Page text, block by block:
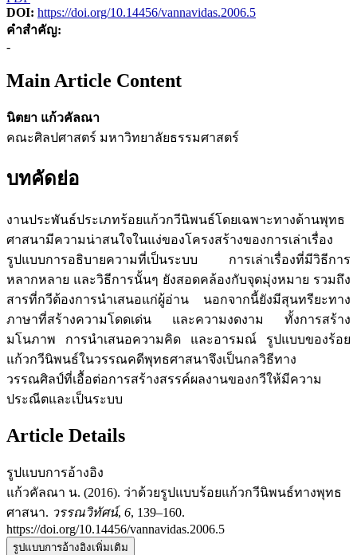
DOI: https://doi.org/10.14456/vannavidas.2006.5
คำสำคัญ:
-
Main Article Content
นิตยา แก้วคัลณา
คณะศิลปศาสตร์ มหาวิทยาลัยธรรมศาสตร์
บทคัดย่อ
งานประพันธ์ประเภทร้อยแก้วกวีนิพนธ์โดยเฉพาะทางด้านพุทธ
ศาสนามีความน่าสนใจในแง่ของโครงสร้างของการเล่าเรื่อง
รูปแบบการอธิบายความที่เป็นระบบ การเล่าเรื่องที่มีวิธีการ
หลากหลาย และวิธีการนั้นๆ ยังสอดคล้องกับจุดมุ่งหมาย รวมถึง
สารที่กวีต้องการนำเสนอแก่ผู้อ่าน นอกจากนี้ยังมีสุนทรียะทาง
ภาษาที่สร้างความโดดเด่น และความงดงาม ทั้งการสร้าง
มโนภาพ การนำเสนอความคิด และอารมณ์ รูปแบบของร้อย
แก้วกวีนิพนธ์ในวรรณคดีพุทธศาสนาจึงเป็นกลวิธีทาง
วรรณศิลป์ที่เอื้อต่อการสร้างสรรค์ผลงานของกวีให้มีความ
ประณีตและเป็นระบบ
Article Details
รูปแบบการอ้างอิง
แก้วคัลณา น. (2016). ว่าด้วยรูปแบบร้อยแก้วกวีนิพนธ์ทางพุทธ
ศาสนา. วรรณวิทัศน์, 6, 139–160.
https://doi.org/10.14456/vannavidas.2006.5
รูปแบบการอ้างอิงเพิ่มเติม